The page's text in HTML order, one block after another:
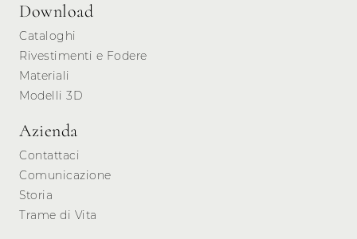
Download
Cataloghi
Rivestimenti e Fodere
Materiali
Modelli 3D
Azienda
Contattaci
Comunicazione
Storia
Trame di Vita